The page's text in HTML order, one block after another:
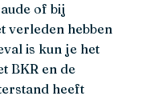
of bij
verleden hebben
is kun je het
BKR en de
heeft